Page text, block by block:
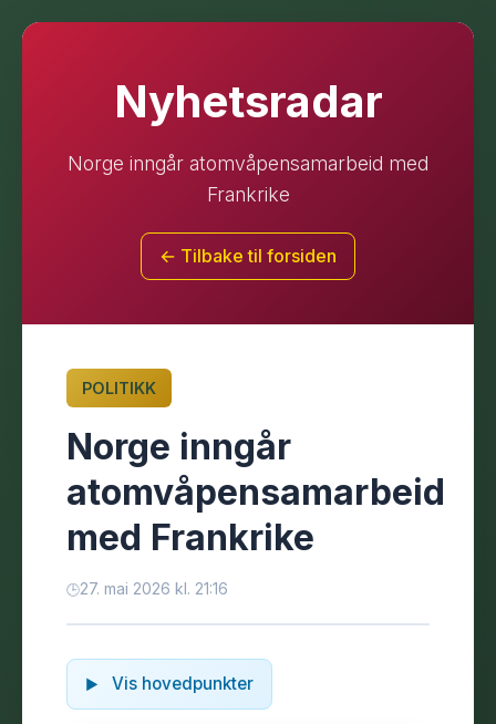
Nyhetsradar
Norge inngår atomvåpensamarbeid med
Frankrike
← Tilbake til forsiden
POLITIKK
Norge inngår
atomvåpensamarbeid
med Frankrike
27. mai 2026 kl. 21:16
Vis hovedpunkter